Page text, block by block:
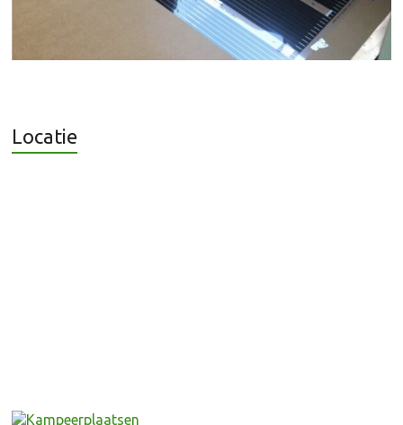
Locatie